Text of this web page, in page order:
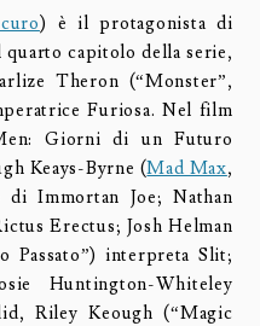
) è il protagonista di
quarto capitolo della serie,
Theron (“Monster”,
Furiosa. Nel film
Giorni di un Futuro
Keays-Byrne (Mad Max,
di Immortan Joe; Nathan
Erectus; Josh Helman
interpreta Slit;
Huntington-Whiteley
Riley Keough (“Magic